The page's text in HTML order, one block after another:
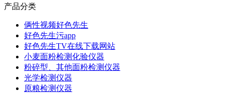
产品分类
俩性视频好色先生
好色先生污app
好色先生TV在线下载网站
小麦面粉检测化验仪器
粉碎型、其他面粉检测仪器
光学检测仪器
原粮检测仪器